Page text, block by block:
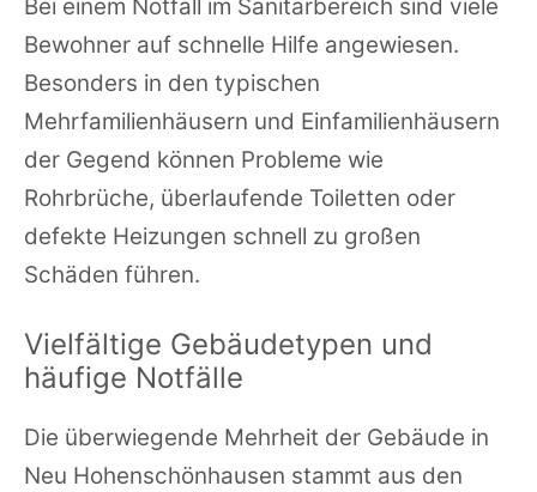
Bei einem Notfall im Sanitärbereich sind viele
Bewohner auf schnelle Hilfe angewiesen.
Besonders in den typischen
Mehrfamilienhäusern und Einfamilienhäusern
der Gegend können Probleme wie
Rohrbrüche, überlaufende Toiletten oder
defekte Heizungen schnell zu großen
Schäden führen.
Vielfältige Gebäudetypen und
häufige Notfälle
Die überwiegende Mehrheit der Gebäude in
Neu Hohenschönhausen stammt aus den